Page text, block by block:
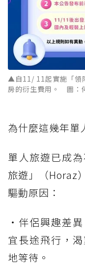
▲自11/ 11起實施「領
房的衍生費用。 圖：
為什麼這幾年單
單人旅遊已成
旅遊」（Horaz
驅動原因：
・伴侶興趣差
宜長途飛行，
地等待。